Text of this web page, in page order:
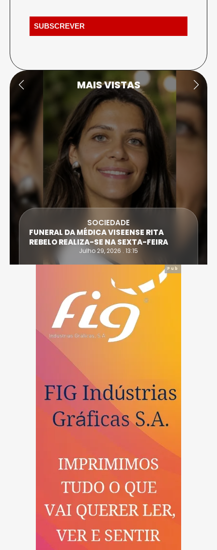
MAIS VISTAS
SOCIEDADE
FUNERAL DA MÉDICA VISEENSE RITA
REBELO REALIZA-SE NA SEXTA-FEIRA
Julho 29, 2026 . 13:15
Pub